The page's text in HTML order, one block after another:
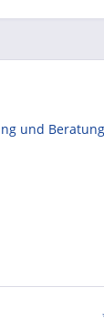
und Beratung